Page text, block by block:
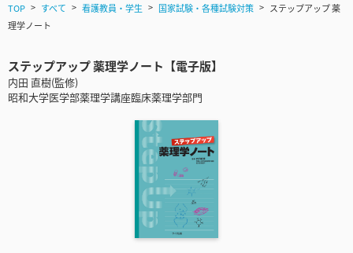
TOP すべて 看護教員・学生 国家試験・各種試験対策
ステップアップ 薬
理学ノート
ステップアップ 薬理学ノート【電子版】
内田 直樹(監修)
昭和大学医学部薬理学講座臨床薬理学部門